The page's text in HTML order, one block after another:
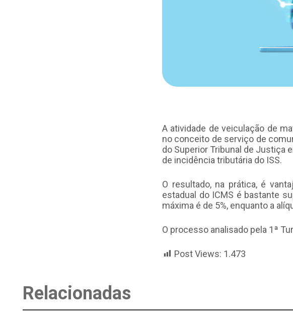
A atividade de veiculação de
no conceito de serviço de
do Superior Tribunal de Justiça
de incidência tributária do ISS.
O resultado, na prática, é
estadual do ICMS é bastante
máxima é de 5%, enquanto a
O processo analisado pela 1ª
Post Views: 1.473
Relacionadas